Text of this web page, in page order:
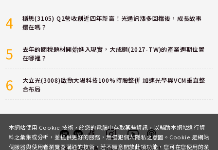
4
穩懋(3105) Q2營收創近四年新高！光通訊漲多回檔後，成長故事
還在嗎？
5
去年的關稅題材開始進入現實，大成鋼(2027-TW)的產業週期位置
在哪裡？
6
大立光(3008)啟動大陽科技100%持股整併 加速光學與VCM垂直整
合布局
客服 討論區粉絲團InstagramYoutubePodcast
本網站使用 Cookie 技術，於您的電腦中存取某些資訊，以輔助本網站進行資
料之彙集或分析，並提供更好的服務，無侵犯個人隱私之意圖。Cookie 是網站
伺服器與使用者瀏覽器溝通的技術，若不願意開放此項功能，您可在您使用的瀏